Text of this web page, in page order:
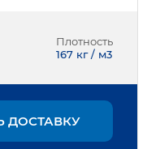
Плотность
167 кг / м3
ДОСТАВКУ